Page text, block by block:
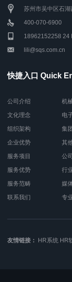
苏州市吴中区石
400-070-6900
18962152258 24
lili@sqs.com.cn
快捷入口 Quick
公司介绍
文化理念
组织架构
企业优势
服务项目
服务优势
服务范畴
联系我们
机
电
集
其
公
行
媒
专
友情链接： HR系统 HR